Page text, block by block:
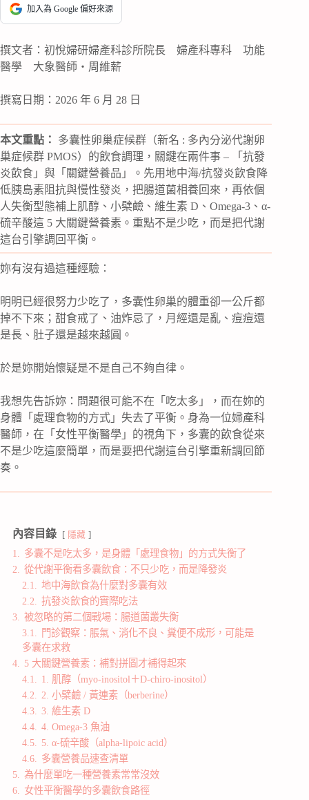
加入為 Google 偏好來源
撰文者：初悅婦研婦產科診所院長 婦產科專科 功能
醫學 大象醫師・周維薪
撰寫日期：2026 年 6 月 28 日
本文重點：
多囊性卵巢症候群（新名 : 多內分泌代謝卵
巢症候群 PMOS）的飲食調理，關鍵在兩件事 – 「抗發
炎飲食」與「關鍵營養品」。先用地中海/抗發炎飲食降
低胰島素阻抗與慢性發炎，把腸道菌相養回來，再依個
人失衡型態補上肌醇、小檗鹼、維生素 D、Omega-3、α-
硫辛酸這 5 大關鍵營養素。重點不是少吃，而是把代謝
這台引擎調回平衡。
妳有沒有過這種經驗：
明明已經很努力少吃了，多囊性卵巢的體重卻一公斤都
掉不下來；甜食戒了、油炸忌了，月經還是亂、痘痘還
是長、肚子還是越來越圓。
於是妳開始懷疑是不是自己不夠自律。
我想先告訴妳：問題很可能不在「吃太多」，而在妳的
身體「處理食物的方式」失去了平衡。身為一位婦產科
醫師，在「女性平衡醫學」的視角下，多囊的飲食從來
不是少吃這麼簡單，而是要把代謝這台引擎重新調回節
奏。
內容目錄 隱藏
1. 多囊不是吃太多，是身體「處理食物」的方式失衡了
2. 從代謝平衡看多囊飲食：不只少吃，而是降發炎
2.1. 地中海飲食為什麼對多囊有效
2.2. 抗發炎飲食的實際吃法
3. 被忽略的第二個戰場：腸道菌叢失衡
3.1. 門診觀察：脹氣、消化不良、糞便不成形，可能是
多囊在求救
4. 5 大關鍵營養素：補對拼圖才補得起來
4.1. 1. 肌醇（myo-inositol＋D-chiro-inositol）
4.2. 2. 小檗鹼 / 黃連素（berberine）
4.3. 3. 維生素 D
4.4. 4. Omega-3 魚油
4.5. 5. α-硫辛酸（alpha-lipoic acid）
4.6. 多囊營養品速查清單
5. 為什麼單吃一種營養素常常沒效
6. 女性平衡醫學的多囊飲食路徑